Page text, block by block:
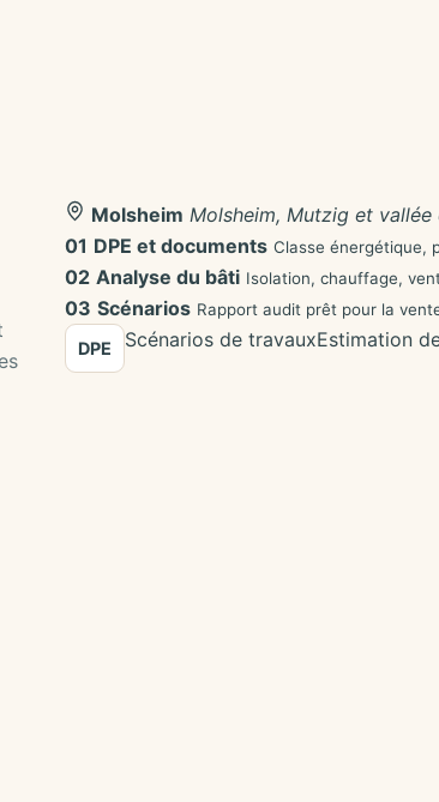
Molsheim Molsheim, Mutzig et vallée
01 DPE et documents Classe énergétique,
02 Analyse du bâti Isolation, chauffage,
03 Scénarios Rapport audit prêt pour la
DPE Scénarios de travauxEstimation